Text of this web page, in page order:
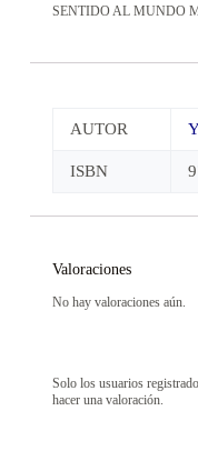
SENTIDO AL MUNDO
AUTOR
ISBN
Valoraciones
No hay valoraciones aún.
Solo los usuarios
hacer una valoración.